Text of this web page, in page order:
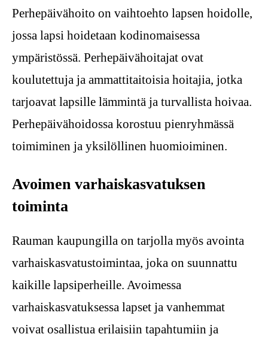
Perhepäivähoito on vaihtoehto lapsen hoidolle,
jossa lapsi hoidetaan kodinomaisessa
ympäristössä. Perhepäivähoitajat ovat
koulutettuja ja ammattitaitoisia hoitajia, jotka
tarjoavat lapsille lämmintä ja turvallista hoivaa.
Perhepäivähoidossa korostuu pienryhmässä
toimiminen ja yksilöllinen huomioiminen.
Avoimen varhaiskasvatuksen
toiminta
Rauman kaupungilla on tarjolla myös avointa
varhaiskasvatustoimintaa, joka on suunnattu
kaikille lapsiperheille. Avoimessa
varhaiskasvatuksessa lapset ja vanhemmat
voivat osallistua erilaisiin tapahtumiin ja